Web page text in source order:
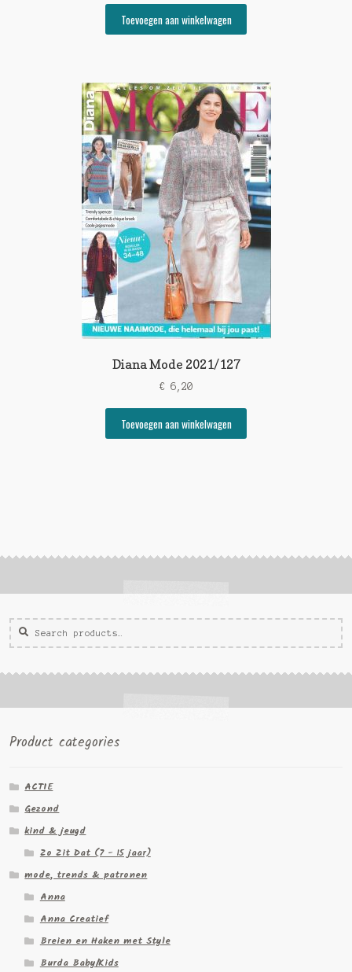
Toevoegen aan winkelwagen
Diana Mode 2021/127
€ 6,20
Toevoegen aan winkelwagen
Zoeken
voor:
Zoek
Product categories
ACTIE
Gezond
kind & jeugd
Zo Zit Dat (7 - 15 jaar)
mode, trends & patronen
Anna
Anna Creatief
Breien en Haken met Style
Burda Baby/Kids